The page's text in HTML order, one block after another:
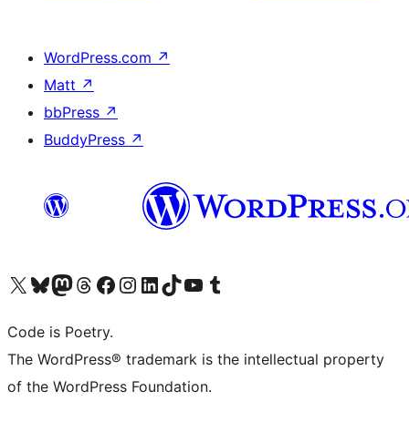
WordPress.com ↗
Matt ↗
bbPress ↗
BuddyPress ↗
Visita il nostro account X (ex Twitter)
Visita il nostro account Bluesky
Visita il nostro account Mastodon
Visita il nostro account Threads
Visita la nostra pagina Facebook
Visita il nostro account Instagram
Visita il nostro account LinkedIn
Visita il nostro account TikTok
Visita il nostro canale YouTube
Visita il nostro account Tumblr
Code is Poetry.
The WordPress® trademark is the intellectual property
of the WordPress Foundation.